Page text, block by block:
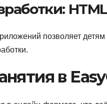
позволяет
в